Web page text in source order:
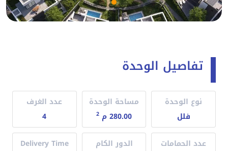
تفاصيل الوحدة
نوع الوحدة
فلل
مساحة الوحدة
280.00 م
2
عدد الغرف
4
عدد الحمامات
الدور الكام
Delivery Time